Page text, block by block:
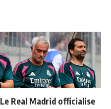
Le Real Madrid officialise